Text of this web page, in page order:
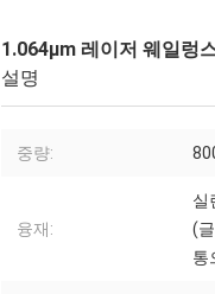
1.064μm 레이저 웨일렁
설명
중량:
융재:
실
(
통